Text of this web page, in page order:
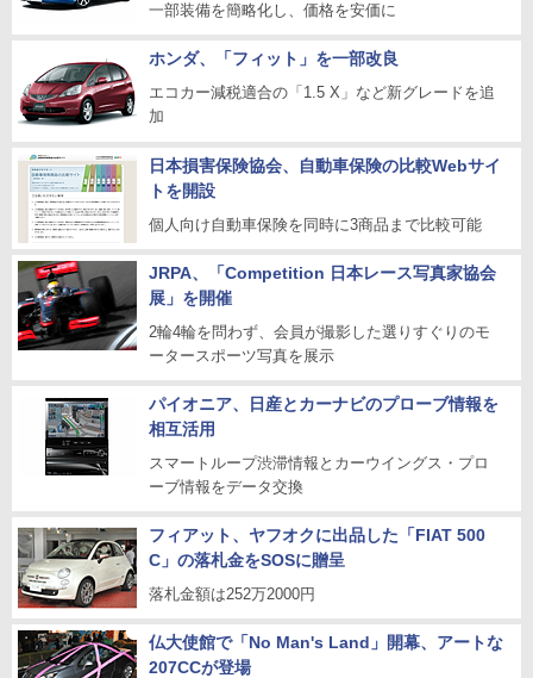
一部装備を簡略化し、価格を安価に
ホンダ、「フィット」を一部改良
エコカー減税適合の「1.5 X」など新グレードを追
加
日本損害保険協会、自動車保険の比較Webサイ
トを開設
個人向け自動車保険を同時に3商品まで比較可能
JRPA、「Competition 日本レース写真家協会
展」を開催
2輪4輪を問わず、会員が撮影した選りすぐりのモ
ータースポーツ写真を展示
パイオニア、日産とカーナビのプローブ情報を
相互活用
スマートループ渋滞情報とカーウイングス・プロ
ーブ情報をデータ交換
フィアット、ヤフオクに出品した「FIAT 500
C」の落札金をSOSに贈呈
落札金額は252万2000円
仏大使館で「No Man's Land」開幕、アートな
207CCが登場